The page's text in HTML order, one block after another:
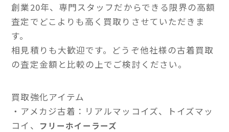
創業20年、専門スタッフだからできる限界の高額
査定でどこよりも高く買取りさせていただきま
す。
相見積りも大歓迎です。どうぞ他社様の古着買取
の査定金額と比較の上でご検討ください。
買取強化アイテム
・アメカジ古着：リアルマッコイズ、トイズマッ
コイ、
フリーホイーラーズ